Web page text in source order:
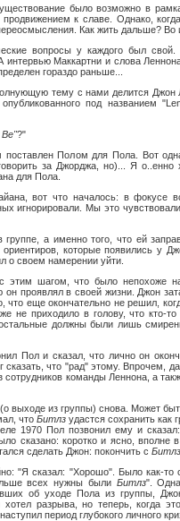
было возможно в
к славе. Однако,
Как жить дальше? Во
вопросы у каждого был
интервью Маккартни и слова
гораздо раньше...
тему с нами делится Джон
под названием
Be"?"
Полом для Пола. Вот
за Джорджа, но)... Я
для Пола.
вот что началось: в фокусе
игнорировали. Мы это
а именно того, что ей
которые появились у
о своем намерении уйти.
шагом, что было непохоже
проявлял в своей жизни. Джон
что еще окончательно не решил,
не приходило в голову, что кто-то
должны были лишь
Пол и сказал, что лично он
сказать, что "рад" этому. Впрочем,
сотрудников команды Леннона, а
выходе из группы) снова. Может
чтоБитлз удастся сохранить как
1970 Пол позвонил ему и
сказано: коротко и ясно, вполне
сделать Джон: покончить с Битлз
"Я сказал: "Хорошо". Было как-то
всех нужны были Битлз".
об уходе Пола из группы,
хотел разрыва, но теперь, когда
период глубокого личного